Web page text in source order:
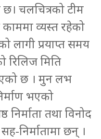
चलचित्रको टीम
काममा व्यस्त रहेको
लागी प्रयाप्त समय
रिलिज मिति
छ । मुन लभ
भएको
निर्माता तथा विनोद
निर्मातामा छन् ।